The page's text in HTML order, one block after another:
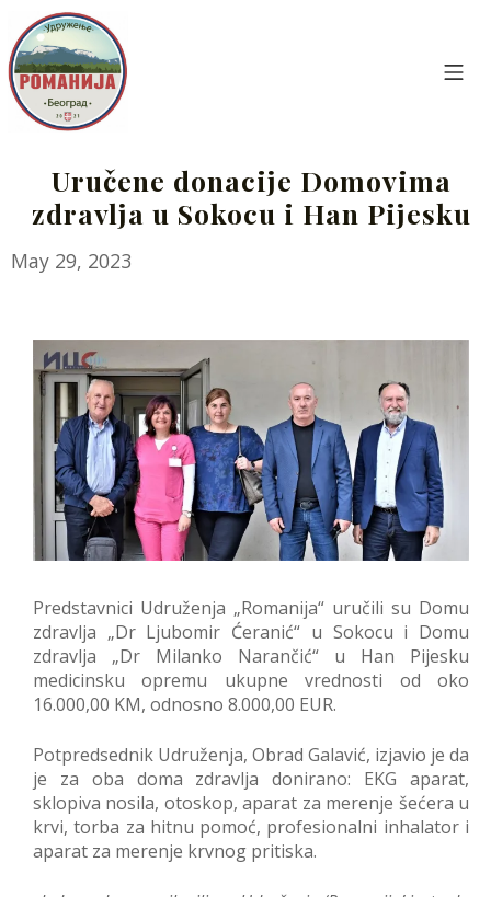
content
Uručene donacije Domovima
zdravlja u Sokocu i Han Pijesku
May 29, 2023
Predstavnici Udruženja „Romanija“ uručili su Domu
zdravlja „Dr Ljubomir Ćeranić“ u Sokocu i Domu
zdravlja „Dr Milanko Narančić“ u Han Pijesku
medicinsku opremu ukupne vrednosti od oko
16.000,00 KM, odnosno 8.000,00 EUR.
Potpredsednik Udruženja, Obrad Galavić, izjavio je da
je za oba doma zdravlja donirano: EKG aparat,
sklopiva nosila, otoskop, aparat za merenje šećera u
krvi, torba za hitnu pomoć, profesionalni inhalator i
aparat za merenje krvnog pritiska.